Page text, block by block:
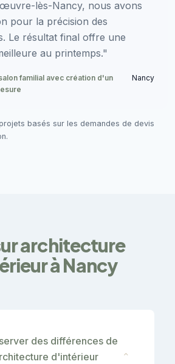
lès-Nancy, nous avons
pour la précision des
Le résultat final offre une
au printemps."
familial avec création d'un
Nancy
basés sur les demandes de devis
architecture
à Nancy
des différences de
d'intérieur
⌄